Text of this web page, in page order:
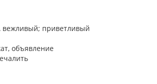
приветливый
объявление